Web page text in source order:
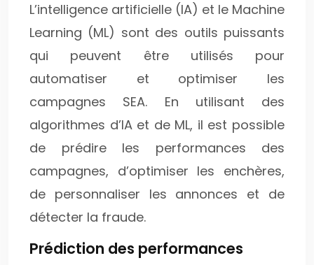
L’intelligence artificielle (IA) et le Machine
Learning (ML) sont des outils puissants
qui peuvent être utilisés pour
automatiser et optimiser les
campagnes SEA. En utilisant des
algorithmes d’IA et de ML, il est possible
de prédire les performances des
campagnes, d’optimiser les enchères,
de personnaliser les annonces et de
détecter la fraude.
Prédiction des performances